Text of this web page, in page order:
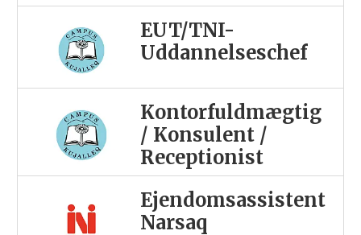
EUT/TNI-
Uddannelseschef
Kontorfuldmægtig
/ Konsulent /
Receptionist
Ejendomsassistent
Narsaq